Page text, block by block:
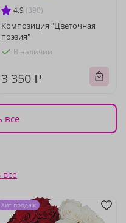
4.9 (390)
Композиция "Цветочная
поэзия"
В наличии
3 350 ₽
все
Хит продаж